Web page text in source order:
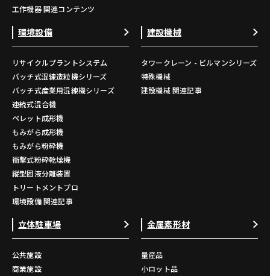
工作機器 関連コンテンツ
環境設備
リサイクルプラントシステム
バッチ式混練造粒機シリーズ
バッチ式産業用混練機シリーズ
連続式混合機
ペレット成形機
もみがら成形機
もみがら粉砕機
衝撃式粉砕乾燥機
縦型固液分離装置
トリートメントプロ
環境設備 関連記事
建設機械
タワークレーン - ビルマンシリーズ
特殊機械
建設機械 関連記事
立体駐車場
公共施設
商業施設
金属素形材
量産品
小ロット品